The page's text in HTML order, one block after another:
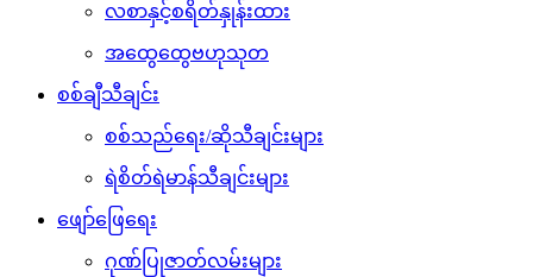
လစာနှင့်စရိတ်နှုန်းထား
အထွေထွေဗဟုသုတ
စစ်ချီသီချင်း
စစ်သည်ရေး/ဆိုသီချင်းများ
ရဲစိတ်ရဲမာန်သီချင်းများ
ဖျော်ဖြေရေး
ဂုဏ်ပြုဇာတ်လမ်းများ